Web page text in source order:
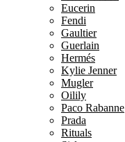
Eucerin
Fendi
Gaultier
Guerlain
Hermés
Kylie Jenner
Mugler
Oilily
Paco Rabanne
Prada
Rituals